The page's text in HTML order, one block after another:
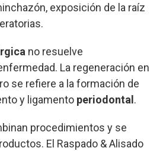
exposición de la raíz
no resuelve
La regeneración en
se refiere a la formación de
y ligamento periodontal .
procedimientos y se
El Raspado & Alisado